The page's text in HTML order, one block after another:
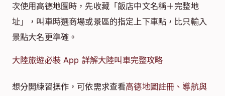
次使用高德地圖時，先收藏「飯店中文名稱＋完整地
址」，叫車時選商場或景區的指定上下車點，比只輸入
景點大名更準確。
大陸旅遊必裝 App 詳解大陸叫車完整攻略
想分開練習操作，可依需求查看高德地圖註冊、導航與